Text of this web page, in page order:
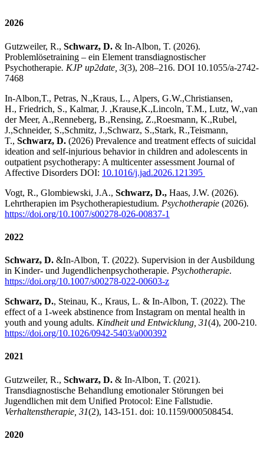
2026
Gutzweiler, R., Schwarz, D. & In-Albon, T. (2026).
Problemlösetraining – ein Element transdiagnostischer
Psychotherapie. KJP up2date, 3(3), 208–216. DOI 10.1055/a-2742-
7468
In-Albon,T., Petras, N.,Kraus, L., Alpers, G.W.,Christiansen,
H., Friedrich, S., Kalmar, J. ,Krause,K.,Lincoln, T.M., Lutz, W.,van
der Meer, A.,Renneberg, B.,Rensing, Z.,Roesmann, K.,Rubel,
J.,Schneider, S.,Schmitz, J.,Schwarz, S.,Stark, R.,Teismann,
T., Schwarz, D. (2026) Prevalence and treatment effects of suicidal
ideation and self-injurious behavior in children and adolescents in
outpatient psychotherapy: A multicenter assessment Journal of
Affective Disorders DOI: 10.1016/j.jad.2026.121395
Vogt, R., Glombiewski, J.A., Schwarz, D., Haas, J.W. (2026).
Lehrtherapien im Psychotherapiestudium. Psychotherapie (2026).
https://doi.org/10.1007/s00278-026-00837-1
2022
Schwarz, D. &In-Albon, T. (2022). Supervision in der Ausbildung
in Kinder- und Jugendlichenpsychotherapie. Psychotherapie.
https://doi.org/10.1007/s00278-022-00603-z
Schwarz, D., Steinau, K., Kraus, L. & In-Albon, T. (2022). The
effect of a 1-week abstinence from Instagram on mental health in
youth and young adults. Kindheit und Entwicklung, 31(4), 200-210.
https://doi.org/10.1026/0942-5403/a000392
2021
Gutzweiler, R., Schwarz, D. & In-Albon, T. (2021).
Transdiagnostische Behandlung emotionaler Störungen bei
Jugendlichen mit dem Unified Protocol: Eine Fallstudie.
Verhaltenstherapie, 31(2), 143-151. doi: 10.1159/000508454.
2020